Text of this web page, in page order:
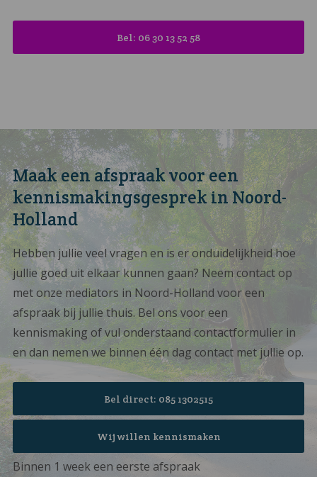
Bel: 06 30 13 52 58
Maak een afspraak voor een
kennismakingsgesprek in Noord-
Holland
Hebben jullie veel vragen en is er onduidelijkheid hoe
jullie goed uit elkaar kunnen gaan? Neem contact op
met onze mediators in Noord-Holland voor een
afspraak bij jullie thuis. Bel ons voor een
kennismaking of vul onderstaand contactformulier in
en dan nemen we binnen één dag contact met jullie op.
Bel direct: 085 1302515
Wij willen kennismaken
Binnen 1 week een eerste afspraak